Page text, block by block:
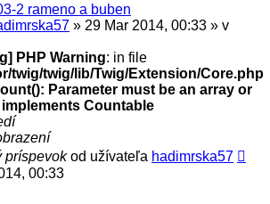
2 rameno a buben
» 29 Mar 2014, 00:33 » v
PHP Warning: in file
twig/twig/lib/Twig/Extension/Core.php
Parameter must be an array or
Countable
príspevokod užívateľa hadimrska57
00:33